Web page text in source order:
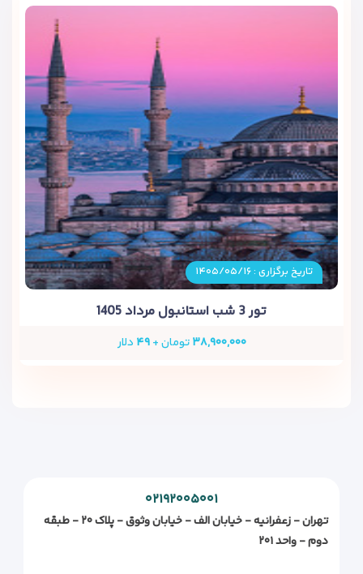
تاریخ برگزاری : ۱۴۰۵/۰۵/۱۶
تور 3 شب استانبول مرداد 1405
۳۸,۹۰۰,۰۰۰تومان +۴۹ دلار
۰۲۱۹۲۰۰۵۰۰۱
تهران - زعفرانیه - خیابان الف - خیابان وثوق - پلاک ۲۰ - طبقه
دوم - واحد ۲۰۱